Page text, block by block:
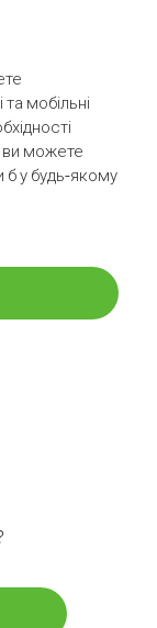
мобільні
можете
б у будь-якому